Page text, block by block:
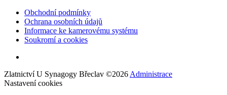
Obchodní podmínky
Ochrana osobních údajů
Informace ke kamerovému systému
Soukromí a cookies
Zlatnictví U Synagogy Břeclav ©2026 Administrace
Nastavení cookies